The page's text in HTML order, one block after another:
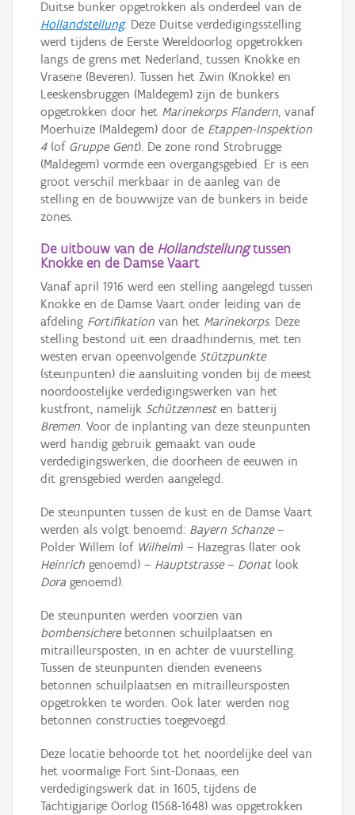
Duitse bunker opgetrokken als onderdeel van de
Hollandstellung. Deze Duitse verdedigingsstelling
werd tijdens de Eerste Wereldoorlog opgetrokken
langs de grens met Nederland, tussen Knokke en
Vrasene (Beveren). Tussen het Zwin (Knokke) en
Leeskensbruggen (Maldegem) zijn de bunkers
opgetrokken door het Marinekorps Flandern, vanaf
Moerhuize (Maldegem) door de Etappen-Inspektion
4(of Gruppe Gent). De zone rond Strobrugge
(Maldegem) vormde een overgangsgebied. Er is een
groot verschil merkbaar in de aanleg van de
stelling en de bouwwijze van de bunkers in beide
zones.
De uitbouw van de Hollandstellungtussen
Knokke en de Damse Vaart
Vanaf april 1916 werd een stelling aangelegd tussen
Knokke en de Damse Vaart onder leiding van de
afdeling Fortifikation van het Marinekorps. Deze
stelling bestond uit een draadhindernis, met ten
westen ervan opeenvolgende Stützpunkte
(steunpunten) die aansluiting vonden bij de meest
noordoostelijke verdedigingswerken van het
kustfront, namelijk Schützennest en batterij
Bremen. Voor de inplanting van deze steunpunten
werd handig gebruik gemaakt van oude
verdedigingswerken, die doorheen de eeuwen in
dit grensgebied werden aangelegd.
De steunpunten tussen de kust en de Damse Vaart
werden als volgt benoemd: Bayern Schanze–
Polder Willem (of Wilhelm) – Hazegras (later ook
Heinrich genoemd) – Hauptstrasse– Donat (ook
Dora genoemd).
De steunpunten werden voorzien van
bombensichere betonnen schuilplaatsen en
mitrailleursposten, in en achter de vuurstelling.
Tussen de steunpunten dienden eveneens
betonnen schuilplaatsen en mitrailleursposten
opgetrokken te worden. Ook later werden nog
betonnen constructies toegevoegd.
Deze locatie behoorde tot het noordelijke deel van
het voormalige Fort Sint-Donaas, een
verdedigingswerk dat in 1605, tijdens de
Tachtigjarige Oorlog (1568-1648) was opgetrokken